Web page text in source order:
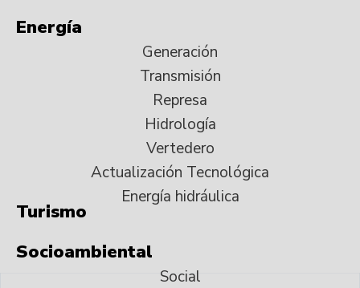
Energía
Generación
Transmisión
Represa
Hidrología
Vertedero
Actualización Tecnológica
Energía hidráulica
Turismo
Socioambiental
Social